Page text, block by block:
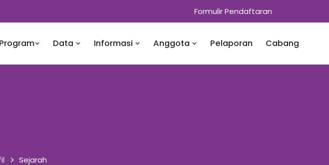
Formulir Pendaftaran
Program Data Informasi Anggota Pelaporan Cabang
Sejarah